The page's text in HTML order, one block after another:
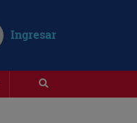
Ingresar